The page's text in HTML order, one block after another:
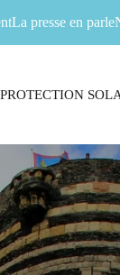
La presse en parle
PROTECTION